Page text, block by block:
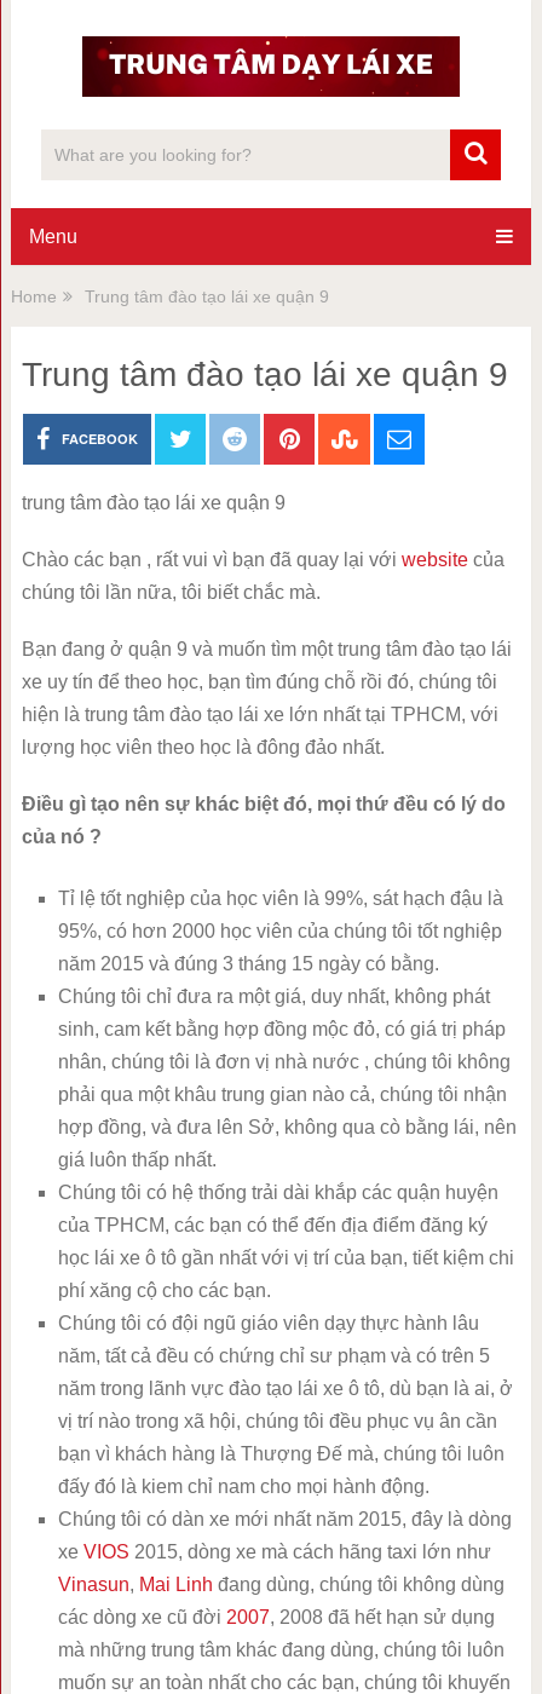
Menu
Home Trung tâm đào tạo lái xe quận 9
Trung tâm đào tạo lái xe quận 9
FACEBOOK
trung tâm đào tạo lái xe quận 9
Chào các bạn , rất vui vì bạn đã quay lại với websitecủa
chúng tôi lần nữa, tôi biết chắc mà.
Bạn đang ở quận 9 và muốn tìm một trung tâm đào tạo lái
xe uy tín để theo học, bạn tìm đúng chỗ rồi đó, chúng tôi
hiện là trung tâm đào tạo lái xe lớn nhất tại TPHCM, với
lượng học viên theo học là đông đảo nhất.
Điều gì tạo nên sự khác biệt đó, mọi thứ đều có lý do
của nó ?
Tỉ lệ tốt nghiệp của học viên là 99%, sát hạch đậu là
95%, có hơn 2000 học viên của chúng tôi tốt nghiệp
năm 2015 và đúng 3 tháng 15 ngày có bằng.
Chúng tôi chỉ đưa ra một giá, duy nhất, không phát
sinh, cam kết bằng hợp đồng mộc đỏ, có giá trị pháp
nhân, chúng tôi là đơn vị nhà nước , chúng tôi không
phải qua một khâu trung gian nào cả, chúng tôi nhận
hợp đồng, và đưa lên Sở, không qua cò bằng lái, nên
giá luôn thấp nhất.
Chúng tôi có hệ thống trải dài khắp các quận huyện
của TPHCM, các bạn có thể đến địa điểm đăng ký
học lái xe ô tô gần nhất với vị trí của bạn, tiết kiệm chi
phí xăng cộ cho các bạn.
Chúng tôi có đội ngũ giáo viên dạy thực hành lâu
năm, tất cả đều có chứng chỉ sư phạm và có trên 5
năm trong lãnh vực đào tạo lái xe ô tô, dù bạn là ai, ở
vị trí nào trong xã hội, chúng tôi đều phục vụ ân cần
bạn vì khách hàng là Thượng Đế mà, chúng tôi luôn
đấy đó là kiem chỉ nam cho mọi hành động.
Chúng tôi có dàn xe mới nhất năm 2015, đây là dòng
xe VIOS 2015, dòng xe mà cách hãng taxi lớn như
Vinasun, Mai Linh đang dùng, chúng tôi không dùng
các dòng xe cũ đời 2007, 2008 đã hết hạn sử dụng
mà những trung tâm khác đang dùng, chúng tôi luôn
muốn sự an toàn nhất cho các bạn, chúng tôi khuyến